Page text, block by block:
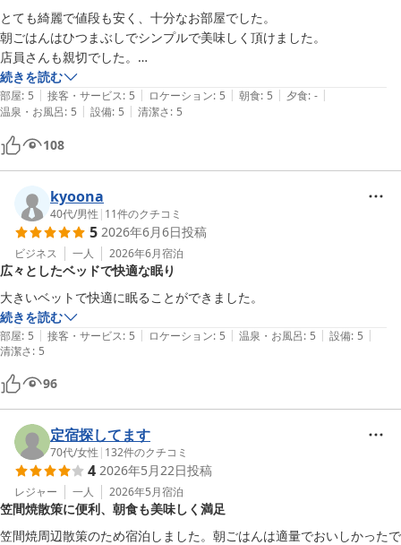
とても綺麗で値段も安く、十分なお部屋でした。
朝ごはんはひつまぶしでシンプルで美味しく頂けました。
店員さんも親切でした。
ありがとうございました。
続きを読む
部屋: 5 | 接客・サービス: 5 | ロケーション: 5 | 朝食: 5 | 夕食: - |
温泉・お風呂: 5 | 設備: 5 | 清潔さ: 5
108
kyoona
40代/男性 | 11件のクチコミ
5 2026年6月6日投稿
ビジネス 一人 2026年6月宿泊
広々としたベッドで快適な眠り
大きいベットで快適に眠ることができました。
続きを読む
部屋: 5 | 接客・サービス: 5 | ロケーション: 5 | 温泉・お風呂: 5 | 設備: 5 |
清潔さ: 5
96
定宿探してます
70代/女性 | 132件のクチコミ
4 2026年5月22日投稿
レジャー 一人 2026年5月宿泊
笠間焼散策に便利、朝食も美味しく満足
笠間焼周辺散策のため宿泊しました。朝ごはんは適量でおいしかったで